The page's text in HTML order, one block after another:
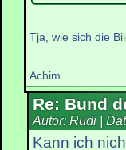
Tja, wie sich die
Achim
Re: Bund
Autor: Rudi |
Kann ich